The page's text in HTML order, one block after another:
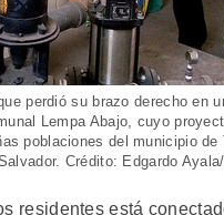
perdió su brazo derecho en
Lempa Abajo, cuyo
poblaciones del municipio de
Crédito: Edgardo
residentes está